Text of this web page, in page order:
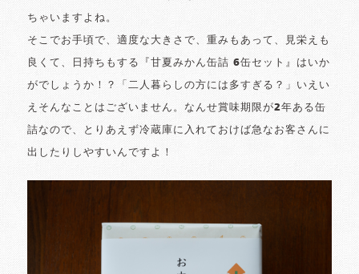
ちゃいますよね。
そこでお手頃で、適度な大きさで、重みもあって、見栄えも
良くて、日持ちもする『甘夏みかん缶詰 6缶セット』はいか
がでしょうか！？「二人暮らしの方には多すぎる？」いえい
えそんなことはございません。なんせ賞味期限が2年ある缶
詰なので、とりあえず冷蔵庫に入れておけば急なお客さんに
出したりしやすいんですよ！